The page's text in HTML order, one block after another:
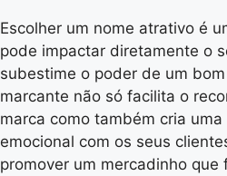
Escolher um nome atrativo é
pode impactar diretamente o
subestime o poder de um
marcante não só facilita o
marca como também cria
emocional com os seus
promover um mercadinho que